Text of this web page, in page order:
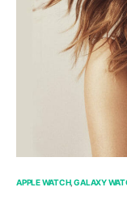
APPLE WATCH GALAXY